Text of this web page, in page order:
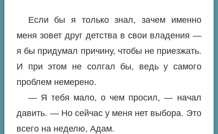
Если бы я только знал, зачем именно
меня зовет друг детства в свои владения —
я бы придумал причину, чтобы не приезжать.
И при этом не солгал бы, ведь у самого
проблем немерено.
— Я тебя мало, о чем просил, — начал
давить. — Но сейчас у меня нет выбора. Это
всего на неделю, Адам.